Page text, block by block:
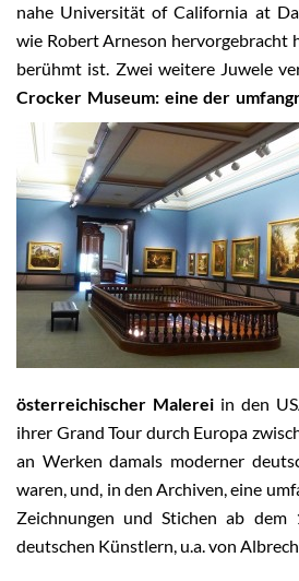
nahe Universität of California at
wie Robert Arneson hervorgebracht
berühmt ist. Zwei weitere Juwele
Crocker Museum: eine der
österreichischer Malerei in den
ihrer Grand Tour durch Europa
an Werken damals moderner
waren, und, in den Archiven, eine
Zeichnungen und Stichen ab dem
deutschen Künstlern, u.a. von